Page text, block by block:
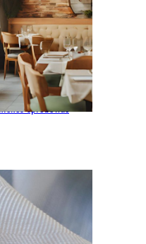
spróbować